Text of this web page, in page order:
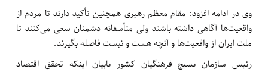
وی در ادامه افزود: مقام معظم رهبری همچنین تأکید دارند تا مردم از
واقعیت‌ها آگاهی داشته باشند ولی متأسفانه دشمنان سعی می‌کنند تا
ملت ایران از واقعیت‌ها و آنچه هست و نیست فاصله بگیرند.
رئیس سازمان بسیج فرهنگیان کشور بابیان اینکه تحقق اقتصاد